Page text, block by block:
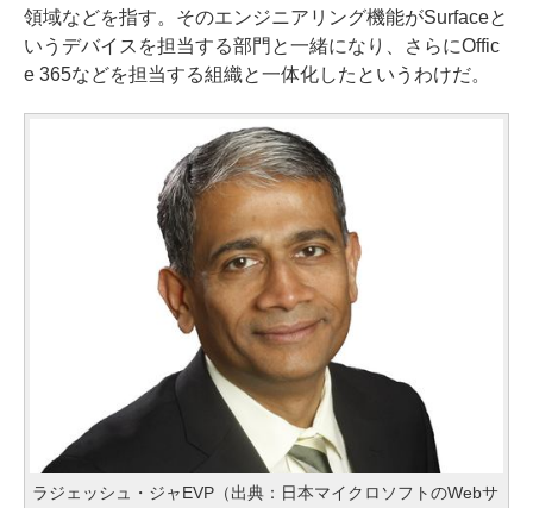
領域などを指す。そのエンジニアリング機能がSurfaceと
いうデバイスを担当する部門と一緒になり、さらにOffic
e 365などを担当する組織と一体化したというわけだ。
ラジェッシュ・ジャEVP（出典：日本マイクロソフトのWebサ